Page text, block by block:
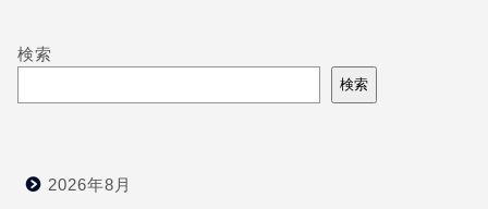
検索
検索
2026年8月